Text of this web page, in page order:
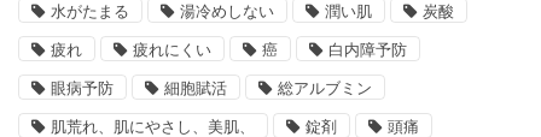
水がたまる 湯冷めしない 潤い肌 炭酸
疲れ 疲れにくい 癌 白内障予防
眼病予防 細胞賦活 総アルブミン
肌荒れ、肌にやさし、美肌、 錠剤 頭痛